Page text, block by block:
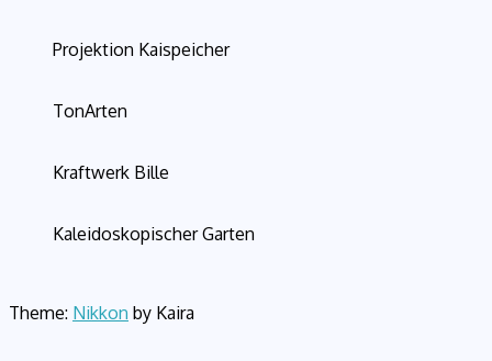
Projektion Kaispeicher
TonArten
Kraftwerk Bille
Kaleidoskopischer Garten
Theme: Nikkon by Kaira